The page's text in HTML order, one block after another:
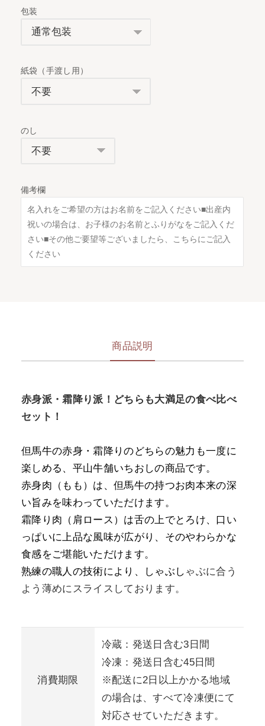
包装
紙袋（手渡し用）
のし
備考欄
商品説明
赤身派・霜降り派！どちらも大満足の食べ比べ
セット！
但馬牛の赤身・霜降りのどちらの魅力も一度に
楽しめる、平山牛舗いちおしの商品です。
赤身肉（もも）は、但馬牛の持つお肉本来の深
い旨みを味わっていただけます。
霜降り肉（肩ロース）は舌の上でとろけ、口い
っぱいに上品な風味が広がり、そのやわらかな
食感をご堪能いただけます。
熟練の職人の技術により、しゃぶし ゃぶに合う
よう薄めにスライスしております。
消費期限
冷蔵：発送日含む3日間
冷凍：発送日含む45日間
※配送に2日以上かかる地域
の場合は、すべて冷凍便にて
対応させていただきます。